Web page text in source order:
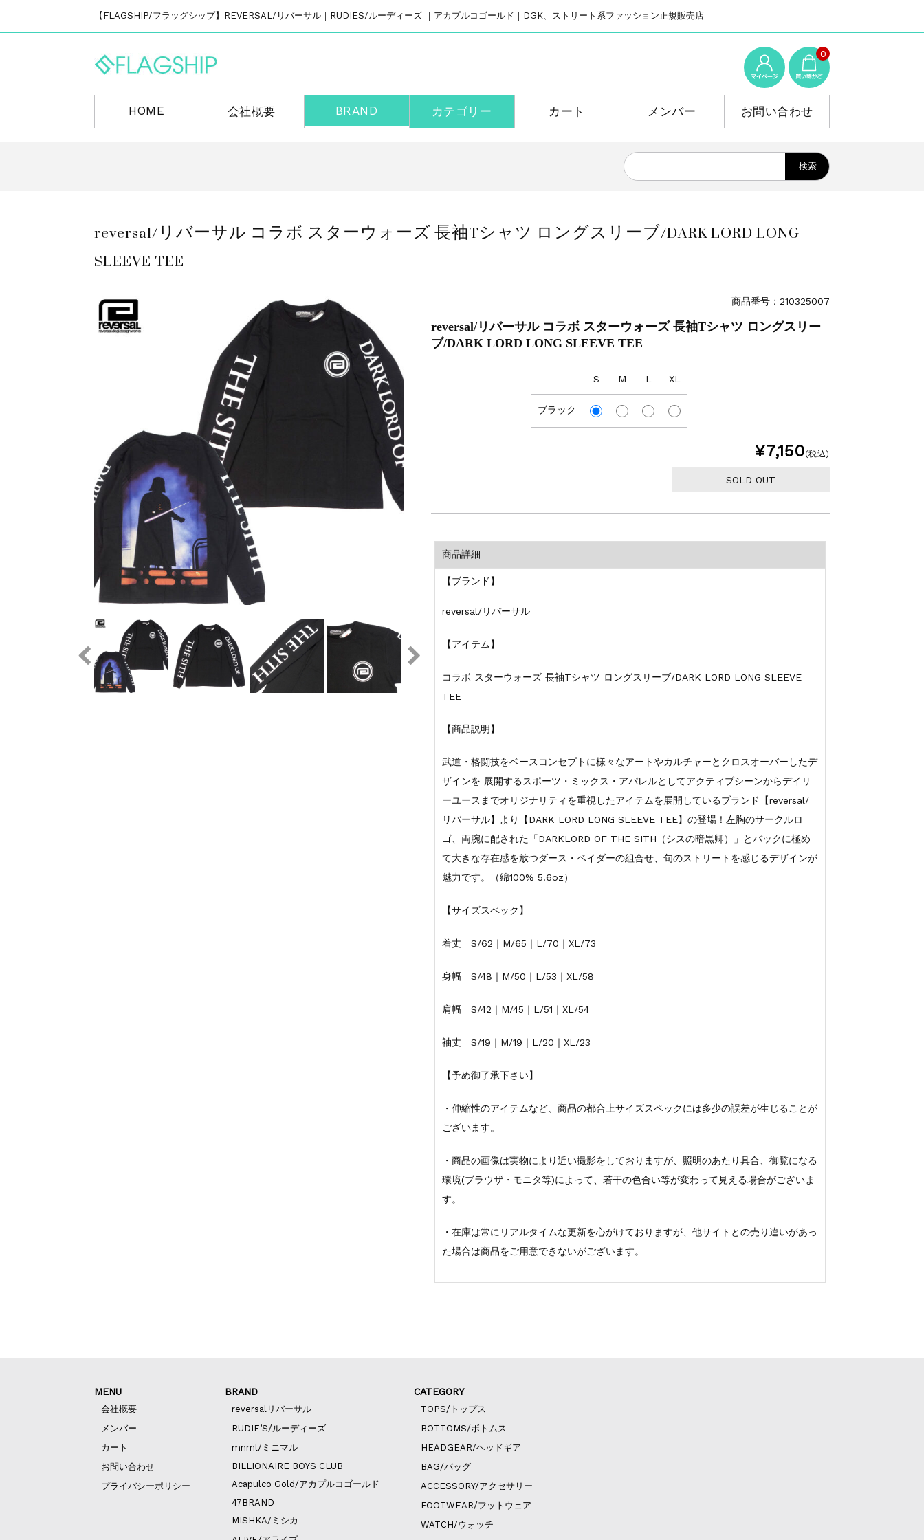
【FLAGSHIP/フラッグシップ】REVERSAL/リバーサル｜RUDIES/ルーディーズ ｜アカプルコゴールド｜DGK、ストリート系ファッション正規販売店
0
HOME 会社概要 BRAND カテゴリー カート メンバー お問い合わせ
reversal/リバーサル コラボ スターウォーズ 長袖Tシャツ ロングスリーブ/DARK LORD LONG
SLEEVE TEE
商品番号：210325007
reversal/リバーサル コラボ スターウォーズ 長袖Tシャツ ロングスリー
ブ/DARK LORD LONG SLEEVE TEE
S M L XL
ブラック
¥7,150(税込)
SOLD OUT
商品詳細
【ブランド】
reversal/リバーサル
【アイテム】
コラボ スターウォーズ 長袖Tシャツ ロングスリーブ/DARK LORD LONG SLEEVE
TEE
【商品説明】
武道・格闘技をベースコンセプトに様々なアートやカルチャーとクロスオーバーしたデ
ザインを 展開するスポーツ・ミックス・アパレルとしてアクティブシーンからデイリ
ーユースまでオリジナリティを重視したアイテムを展開しているブランド【reversal/
リバーサル】より【DARK LORD LONG SLEEVE TEE】の登場！左胸のサークルロ
ゴ、両腕に配された「DARKLORD OF THE SITH（シスの暗黒卿）」とバックに極め
て大きな存在感を放つダース・ベイダーの組合せ、旬のストリートを感じるデザインが
魅力です。（綿100% 5.6oz）
【サイズスペック】
着丈 S/62｜M/65｜L/70｜XL/73
身幅 S/48｜M/50｜L/53｜XL/58
肩幅 S/42｜M/45｜L/51｜XL/54
袖丈 S/19｜M/19｜L/20｜XL/23
【予め御了承下さい】
・伸縮性のアイテムなど、商品の都合上サイズスペックには多少の誤差が生じることが
ございます。
・商品の画像は実物により近い撮影をしておりますが、照明のあたり具合、御覧になる
環境(ブラウザ・モニタ等)によって、若干の色合い等が変わって見える場合がございま
す。
・在庫は常にリアルタイムな更新を心がけておりますが、他サイトとの売り違いがあっ
た場合は商品をご用意できないがございます。
MENU
会社概要
メンバー
カート
お問い合わせ
プライバシーポリシー
BRAND
reversalリバーサル
RUDIE’S/ルーディーズ
mnml/ミニマル
BILLIONAIRE BOYS CLUB
Acapulco Gold/アカプルコゴールド
47BRAND
MISHKA/ミシカ
CATEGORY
TOPS/トップス
BOTTOMS/ボトムス
HEADGEAR/ヘッドギア
BAG/バッグ
ACCESSORY/アクセサリー
FOOTWEAR/フットウェア
WATCH/ウォッチ